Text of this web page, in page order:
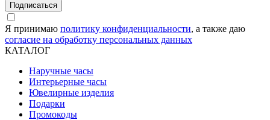
Подписаться
Я принимаю политику конфиденциальности, а также даю
согласие на обработку персональных данных
КАТАЛОГ
Наручные часы
Интерьерные часы
Ювелирные изделия
Подарки
Промокоды